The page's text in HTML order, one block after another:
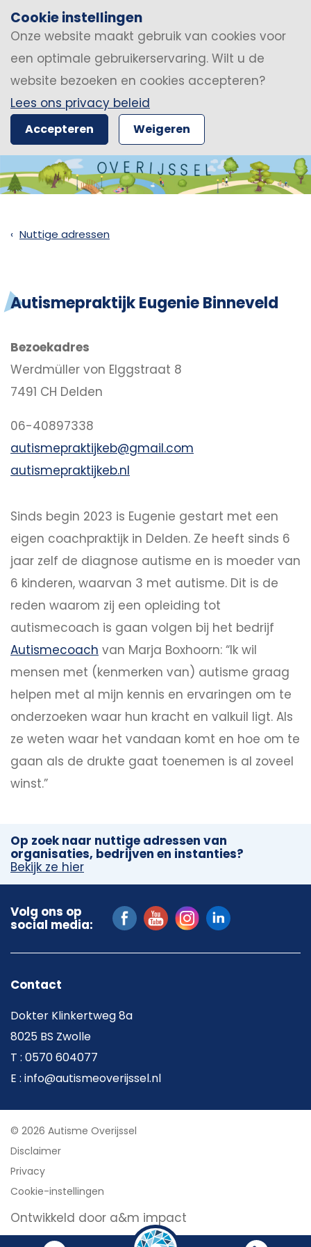
Cookie instellingen
Onze website maakt gebruik van cookies voor
een optimale gebruikerservaring. Wilt u de
website bezoeken en cookies accepteren?
Lees ons privacy beleid
Accepteren Weigeren
Nuttige adressen
Autismepraktijk Eugenie Binneveld
Bezoekadres
Werdmüller von Elggstraat 8
7491 CH Delden
06-40897338
autismepraktijkeb@gmail.com
autismepraktijkeb.nl
Sinds begin 2023 is Eugenie gestart met een
eigen coachpraktijk in Delden. Ze heeft sinds 6
jaar zelf de diagnose autisme en is moeder van
6 kinderen, waarvan 3 met autisme. Dit is de
reden waarom zij een opleiding tot
autismecoach is gaan volgen bij het bedrijf
Autismecoach van Marja Boxhoorn: “Ik wil
mensen met (kenmerken van) autisme graag
helpen met al mijn kennis en ervaringen om te
onderzoeken waar hun kracht en valkuil ligt. Als
ze weten waar het vandaan komt en hoe om te
gaan als de drukte gaat toenemen is al zoveel
winst.”
Op zoek naar nuttige adressen van
organisaties, bedrijven en instanties?
Bekijk ze hier
Volg ons op
social media:
Contact
Dokter Klinkertweg 8a
8025 BS Zwolle
T : 0570 604077
E : info@autismeoverijssel.nl
© 2026 Autisme Overijssel
Disclaimer
Privacy
Cookie-instellingen
Ontwikkeld door a&m impact